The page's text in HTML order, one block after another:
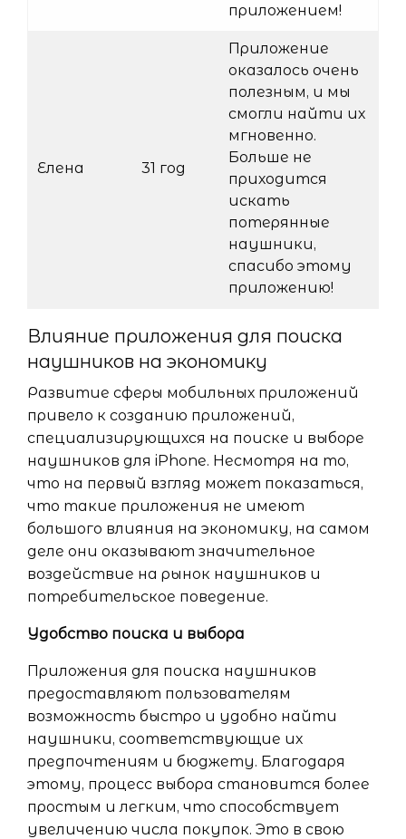
приложением!
Елена 31 год
Приложение
оказалось очень
полезным, и мы
смогли найти их
мгновенно.
Больше не
приходится
искать
потерянные
наушники,
спасибо этому
приложению!
Влияние приложения для поиска
наушников на экономику
Развитие сферы мобильных приложений
привело к созданию приложений,
специализирующихся на поиске и выборе
наушников для iPhone. Несмотря на то,
что на первый взгляд может показаться,
что такие приложения не имеют
большого влияния на экономику, на самом
деле они оказывают значительное
воздействие на рынок наушников и
потребительское поведение.
Удобство поиска и выбора
Приложения для поиска наушников
предоставляют пользователям
возможность быстро и удобно найти
наушники, соответствующие их
предпочтениям и бюджету. Благодаря
этому, процесс выбора становится более
простым и легким, что способствует
увеличению числа покупок. Это в свою